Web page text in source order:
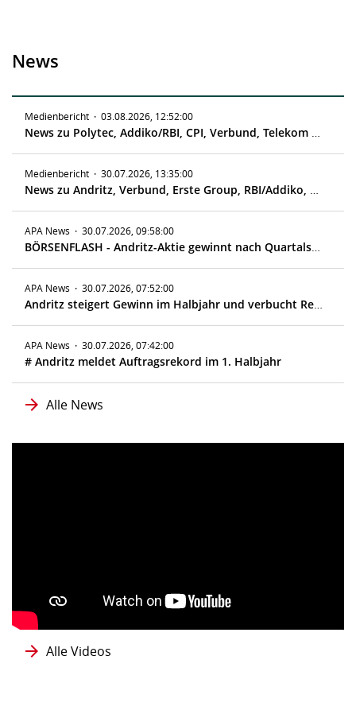
News
Medienbericht · 03.08.2026, 12:52:00
News zu Polytec, Addiko/RBI, CPI, Verbund, Telekom Austria, Andritz
Medienbericht · 30.07.2026, 13:35:00
News zu Andritz, Verbund, Erste Group, RBI/Addiko, Research zu Palfinger
APA News · 30.07.2026, 09:58:00
BÖRSENFLASH - Andritz-Aktie gewinnt nach Quartalszahlen fast 7 %
APA News · 30.07.2026, 07:52:00
Andritz steigert Gewinn im Halbjahr und verbucht Rekordauftragsstand
APA News · 30.07.2026, 07:42:00
# Andritz meldet Auftragsrekord im 1. Halbjahr
Alle News
Alle Videos